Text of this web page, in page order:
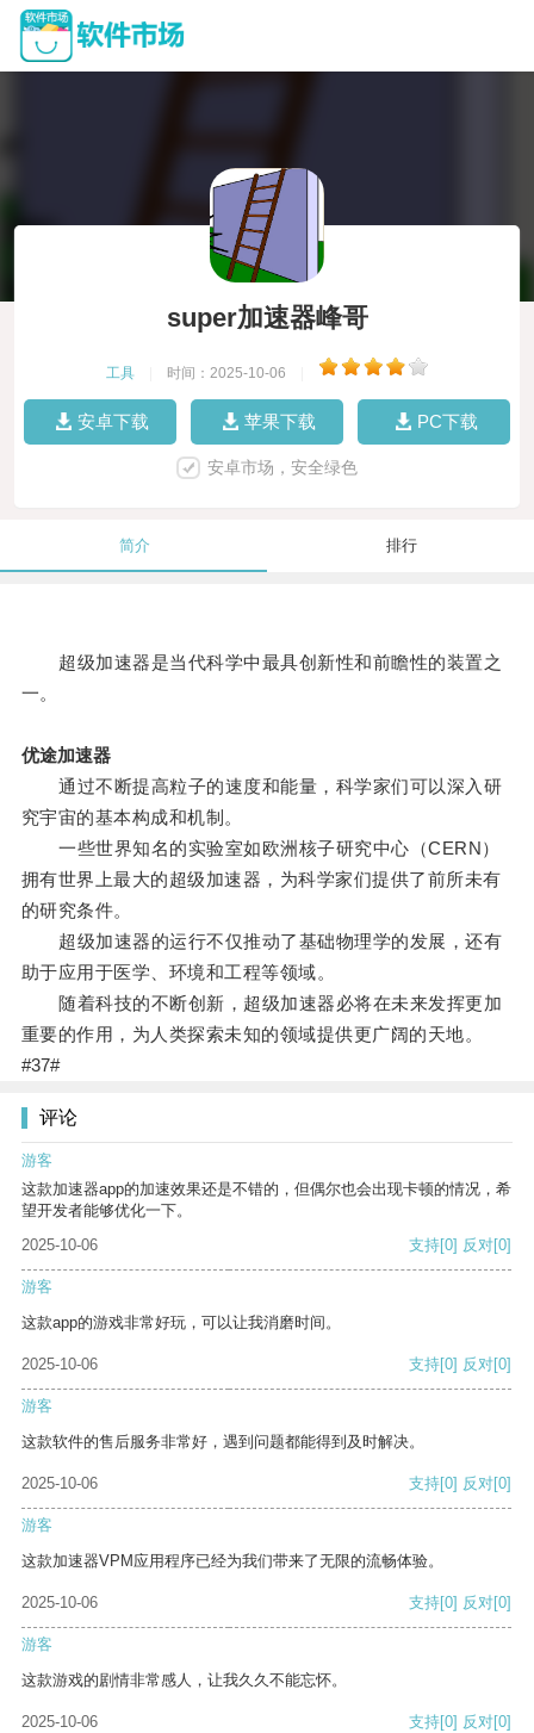
super加速器峰哥
工具 时间：2025-10-06
安卓下载 苹果下载 PC下载
安卓市场，安全绿色
简介 排行
超级加速器是当代科学中最具创新性和前瞻性的装置之
一。
优途加速器
通过不断提高粒子的速度和能量，科学家们可以深入研
究宇宙的基本构成和机制。
一些世界知名的实验室如欧洲核子研究中心（CERN）
拥有世界上最大的超级加速器，为科学家们提供了前所未有
的研究条件。
超级加速器的运行不仅推动了基础物理学的发展，还有
助于应用于医学、环境和工程等领域。
随着科技的不断创新，超级加速器必将在未来发挥更加
重要的作用，为人类探索未知的领域提供更广阔的天地。
#37#
评论
游客
这款加速器app的加速效果还是不错的，但偶尔也会出现卡顿的情况，希
望开发者能够优化一下。
2025-10-06
支持[0] 反对[0]
游客
这款app的游戏非常好玩，可以让我消磨时间。
2025-10-06 支持[0] 反对[0]
游客
这款软件的售后服务非常好，遇到问题都能得到及时解决。
2025-10-06 支持[0] 反对[0]
游客
这款加速器VPM应用程序已经为我们带来了无限的流畅体验。
2025-10-06 支持[0] 反对[0]
游客
这款游戏的剧情非常感人，让我久久不能忘怀。
2025-10-06 支持[0] 反对[0]